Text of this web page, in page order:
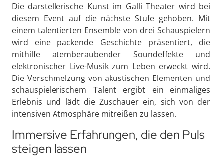
Die darstellerische Kunst im Galli Theater wird bei
diesem Event auf die nächste Stufe gehoben. Mit
einem talentierten Ensemble von drei Schauspielern
wird eine packende Geschichte präsentiert, die
mithilfe atemberaubender Soundeffekte und
elektronischer Live-Musik zum Leben erweckt wird.
Die Verschmelzung von akustischen Elementen und
schauspielerischem Talent ergibt ein einmaliges
Erlebnis und lädt die Zuschauer ein, sich von der
intensiven Atmosphäre mitreißen zu lassen.
Immersive Erfahrungen, die den Puls
steigen lassen